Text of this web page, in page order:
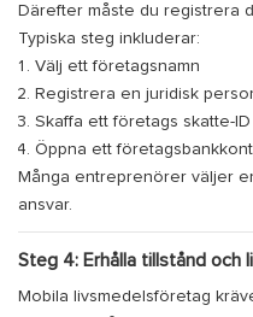
Därefter måste du registrera
Typiska steg inkluderar:
Välj ett företagsnamn
Registrera en juridisk
Skaffa ett företags skatte-ID
Öppna ett
Många entreprenörer väljer
ansvar.
Steg 4: Erhålla tillstånd och
Mobila livsmedelsföretag